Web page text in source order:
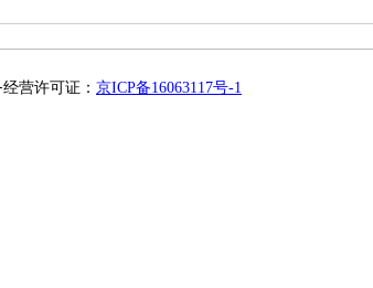
营许可证： 京ICP备16063117号-1